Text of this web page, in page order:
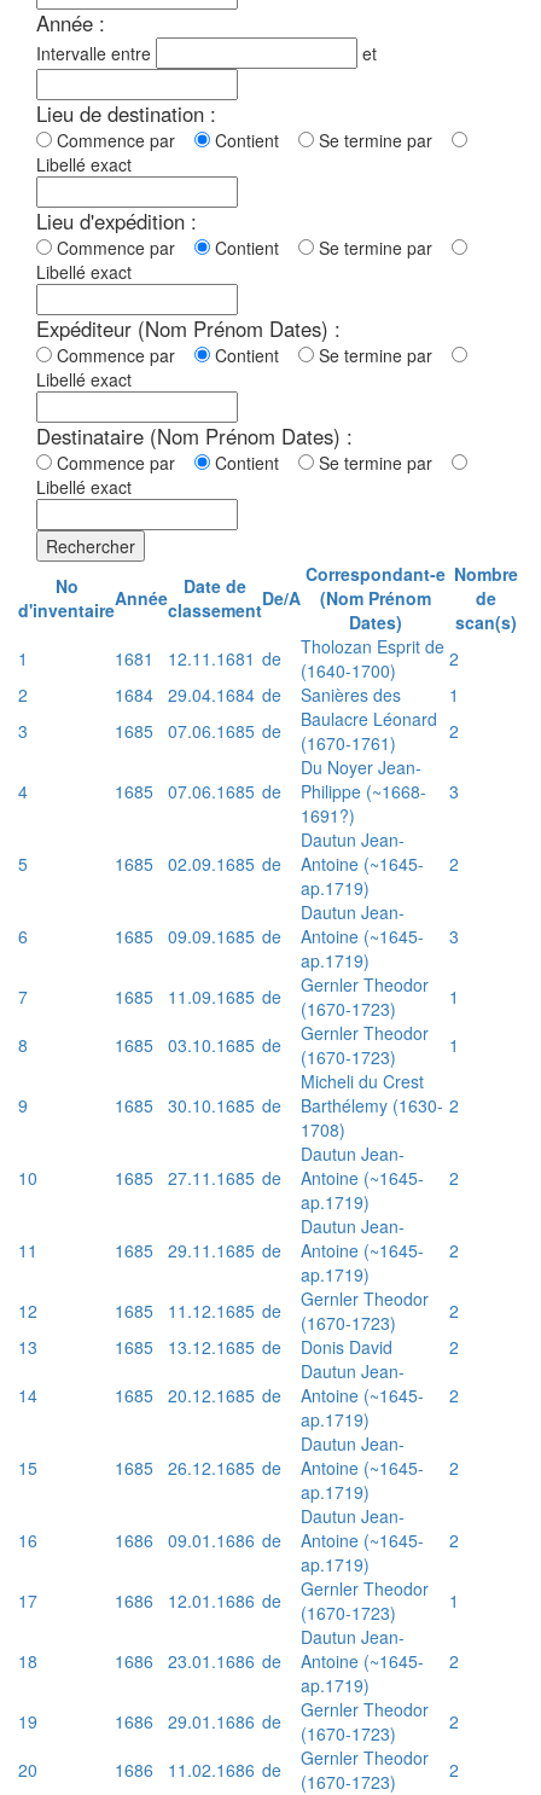
Année :
Intervalle entre et
Lieu de destination :
Commence par Contient
Se termine par
Libellé exact
Lieu d'expédition :
Commence par Contient
Se termine par
Libellé exact
Expéditeur (Nom Prénom Dates) :
Commence par Contient
Se termine par
Libellé exact
Destinataire (Nom Prénom Dates) :
Commence par Contient
Se termine par
Libellé exact
Rechercher
No
d'inventaireAnnée
Date de
classementDe/A
Correspondant-e
(Nom Prénom
Dates)
Nombre
de
scan(s)
1
1681 12.11.1681 de
Tholozan Esprit de
(1640-1700)
2
2
1684 29.04.1684 de Sanières des
1
3
1685 07.06.1685 de
Baulacre Léonard
(1670-1761)
2
4 1685 07.06.1685 de
Du Noyer Jean-
Philippe (~1668-
1691?)
3
5 1685 02.09.1685 de
Dautun Jean-
Antoine (~1645-
ap.1719)
2
6 1685 09.09.1685 de
Dautun Jean-
Antoine (~1645-
ap.1719)
3
7 1685 11.09.1685 de
Gernler Theodor
(1670-1723)
1
8
1685 03.10.1685 de
Gernler Theodor
(1670-1723)
1
9 1685 30.10.1685 de
Micheli du Crest
Barthélemy (1630-
1708)
2
10 1685 27.11.1685 de
Dautun Jean-
Antoine (~1645-
ap.1719)
2
11 1685 29.11.1685 de
Dautun Jean-
Antoine (~1645-
ap.1719)
2
12 1685 11.12.1685 de
Gernler Theodor
(1670-1723)
2
13
1685 13.12.1685 de Donis David
2
14
1685 20.12.1685 de
Dautun Jean-
Antoine (~1645-
ap.1719)
2
15 1685 26.12.1685 de
Dautun Jean-
Antoine (~1645-
ap.1719)
2
16 1686 09.01.1686 de
Dautun Jean-
Antoine (~1645-
ap.1719)
2
17 1686 12.01.1686 de
Gernler Theodor
(1670-1723)
1
18 1686 23.01.1686 de
Dautun Jean-
Antoine (~1645-
ap.1719)
2
19 1686 29.01.1686 de
Gernler Theodor
(1670-1723)
2
20
1686 11.02.1686 de
Gernler Theodor
(1670-1723)
2